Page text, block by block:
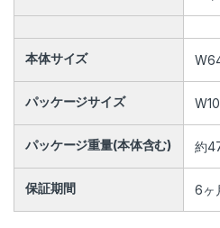
本体サイズ
パッケージサイズ
パッケージ重量(本体含む) 約
保証期間 6ヶ